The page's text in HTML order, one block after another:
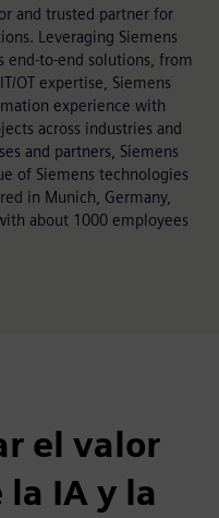
and trusted partner for
Leveraging Siemens
end-to-end solutions, from
OT expertise, Siemens
experience with
across industries and
and partners, Siemens
of Siemens technologies
in Munich, Germany,
about 1000 employees
el valor
IA y la